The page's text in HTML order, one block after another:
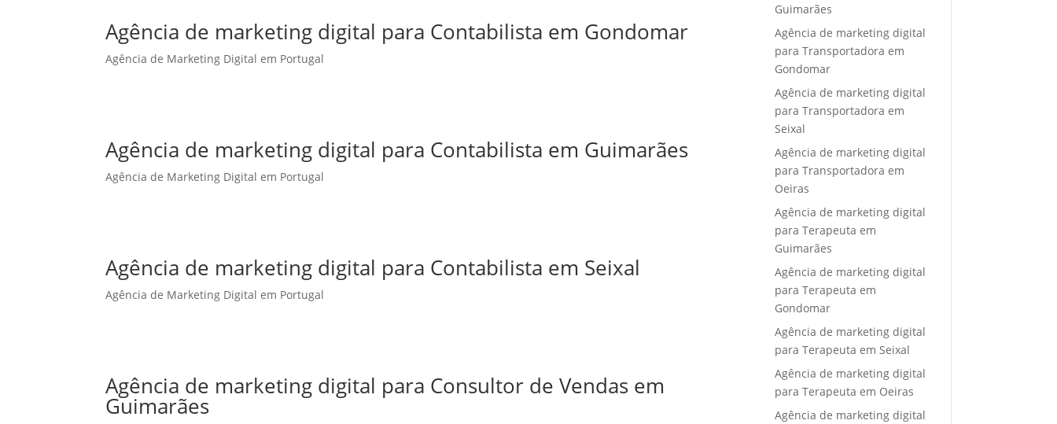
Agência de marketing digital para Contabilista em Gondomar
Agência de Marketing Digital em Portugal
Agência de marketing digital para Contabilista em Guimarães
Agência de Marketing Digital em Portugal
Agência de marketing digital para Contabilista em Seixal
Agência de Marketing Digital em Portugal
Agência de marketing digital para Consultor de Vendas em
Guimarães
Guimarães
Agência de marketing digital
para Transportadora em
Gondomar
Agência de marketing digital
para Transportadora em
Seixal
Agência de marketing digital
para Transportadora em
Oeiras
Agência de marketing digital
para Terapeuta em
Guimarães
Agência de marketing digital
para Terapeuta em
Gondomar
Agência de marketing digital
para Terapeuta em Seixal
Agência de marketing digital
para Terapeuta em Oeiras
Agência de marketing digital